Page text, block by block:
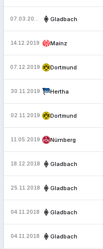
Gladbach
14.12.2019 Mainz
07.12.2019 Dortmund
30.11.2019 Hertha
02.11.2019 Dortmund
11.05.2019 Nürnberg
18.12.2018 Gladbach
25.11.2018 Gladbach
04.11.2018 Gladbach
04.11.2018 Gladbach